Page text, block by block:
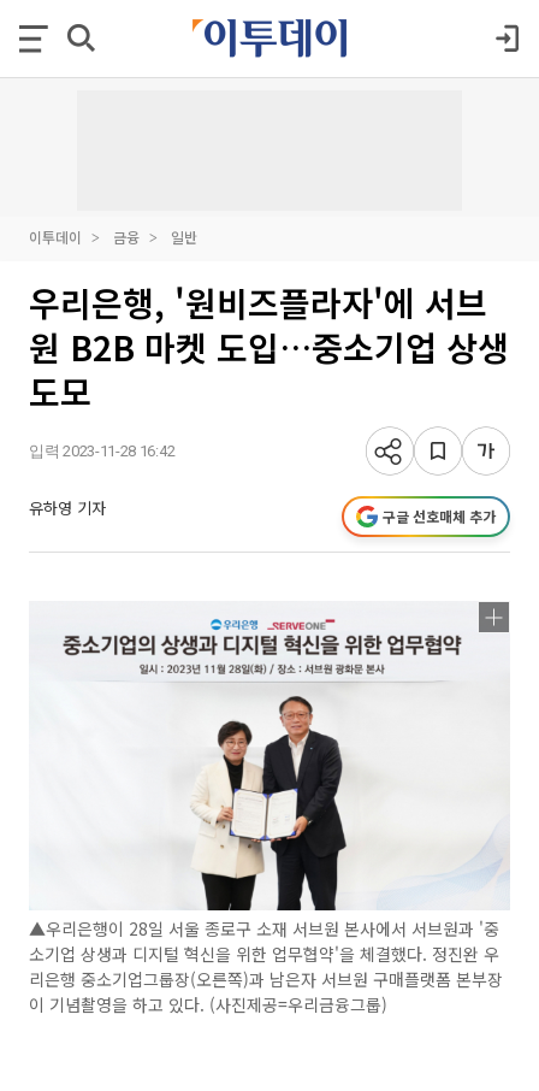
이투데이 금융 일반
우리은행, '원비즈플라자'에 서브
원 B2B 마켓 도입…중소기업 상생
도모
입력 2023-11-28 16:42
유하영 기자 구글 선호매체 추가
▲우리은행이 28일 서울 종로구 소재 서브원 본사에서 서브원과 '중
소기업 상생과 디지털 혁신을 위한 업무협약'을 체결했다. 정진완 우
리은행 중소기업그룹장(오른쪽)과 남은자 서브원 구매플랫폼 본부장
이 기념촬영을 하고 있다. (사진제공=우리금융그룹)